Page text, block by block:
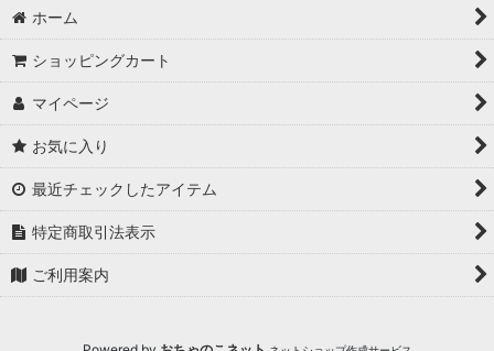
★最大６０％OFF SALE★
★BODYコレクション！
★Ethical Life Goods:エシカルライフ商品
★Original Select
ホーム
ショッピングカート
マイページ
お気に入り
最近チェックしたアイテム
特定商取引法表示
ご利用案内